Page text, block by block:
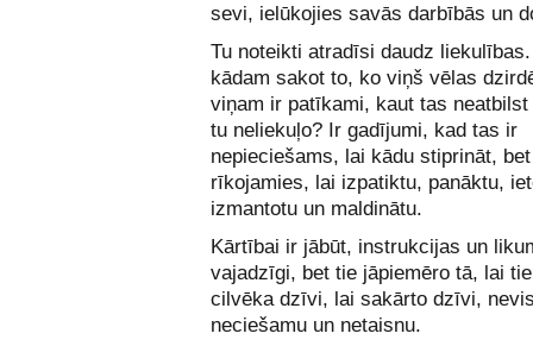
sevi, ielūkojies savās darbībās un
Tu noteikti atradīsi daudz
kādam sakot to, ko viņš vēlas
viņam ir patīkami, kaut tas
tu neliekuļo? Ir gadījumi, kad tas ir
nepieciešams, lai kādu stiprināt,
rīkojamies, lai izpatiktu, panāktu,
izmantotu un maldinātu.
Kārtībai ir jābūt, instrukcijas un
vajadzīgi, bet tie jāpiemēro tā, lai
cilvēka dzīvi, lai sakārto dzīvi,
neciešamu un netaisnu.